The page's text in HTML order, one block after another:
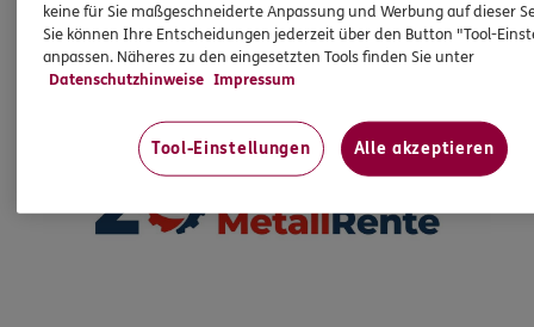
beraten.
keine für Sie maßgeschneiderte Anpassung und Werbung auf dieser
Sie können Ihre Entscheidungen jederzeit über den Button "Tool-
anpassen. Näheres zu den eingesetzten Tools finden Sie unter
Datenschutzhinweise Impressum
Tool-Einstellungen Alle akzeptieren